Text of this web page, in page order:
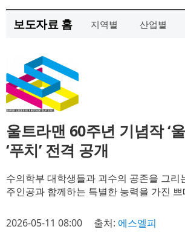
보도자료 홈 지역별 산업별
울트라맨 60주년 기념작 ‘
‘푸치’ 전격 공개
수의학부 대학생들과 괴수의 공존을 그리
주인공과 함께하는 특별한 능력을 가진 쁘
2026-05-11 08:00 출처: 에스엘피